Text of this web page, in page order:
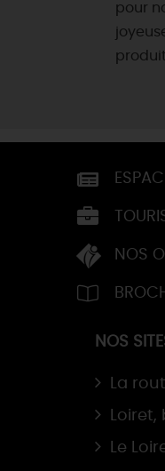
pour
NOS
NOS
La
Loiret,
Le